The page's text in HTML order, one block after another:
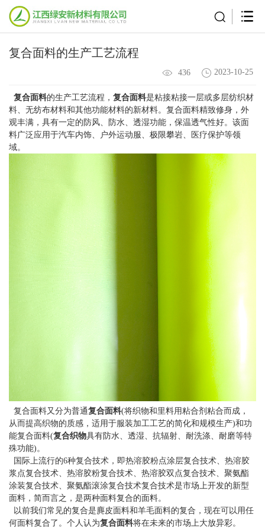
复合面料的生产工艺流程
436 2023-10-25
复合面料的生产工艺流程， 复合面料是粘接粘接一层或多层纺织材
料、无纺布材料和其他功能材料的新材料。复合面料精致修身，外
观丰满，具有一定的防风、防水、透湿功能，保温透气性好。该面
料广泛应用于汽车内饰、户外运动服、极限攀岩、医疗保护等领
域。
复合面料又分为普通复合面料(将织物和里料用粘合剂粘合而成，
从而提高织物的质感，适用于服装加工工艺的简化和规模生产)和功
能复合面料(复合织物具有防水、透湿、抗辐射、耐洗涤、耐磨等特
殊功能)。
国际上流行的6种复合技术，即热溶胶粉点涂层复合技术、热溶胶
浆点复合技术、热溶胶粉复合技术、热溶胶双点复合技术、聚氨酯
涂装复合技术、聚氨酯滚涂复合技术复合技术是市场上开发的新型
面料，简而言之，是两种面料复合的面料。
以前我们常见的复合是麂皮面料和羊毛面料的复合，现在可以用任
何面料复合了。个人认为复合面料将在未来的市场上大放异彩。